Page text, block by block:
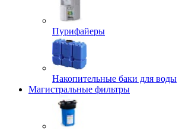
Пурифайеры
Накопительные баки для воды
Магистральные фильтры